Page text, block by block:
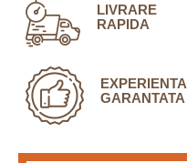
LIVRARE
RAPIDA
EXPERIENTA
GARANTATA